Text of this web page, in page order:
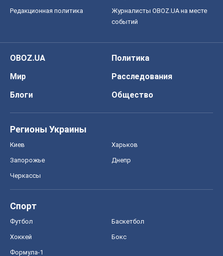
Редакционная политика
Журналисты OBOZ.UA на месте
событий
OBOZ.UA
Политика
Мир
Расследования
Блоги
Общество
Регионы Украины
Киев Харьков
Запорожье Днепр
Черкассы
Спорт
Футбол Баскетбол
Хоккей Бокс
Формула-1